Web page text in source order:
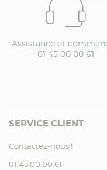
Assistance et
01 45 00 00 61
SERVICE CLIENT
Contactez-nous !
01.45.00.00.61